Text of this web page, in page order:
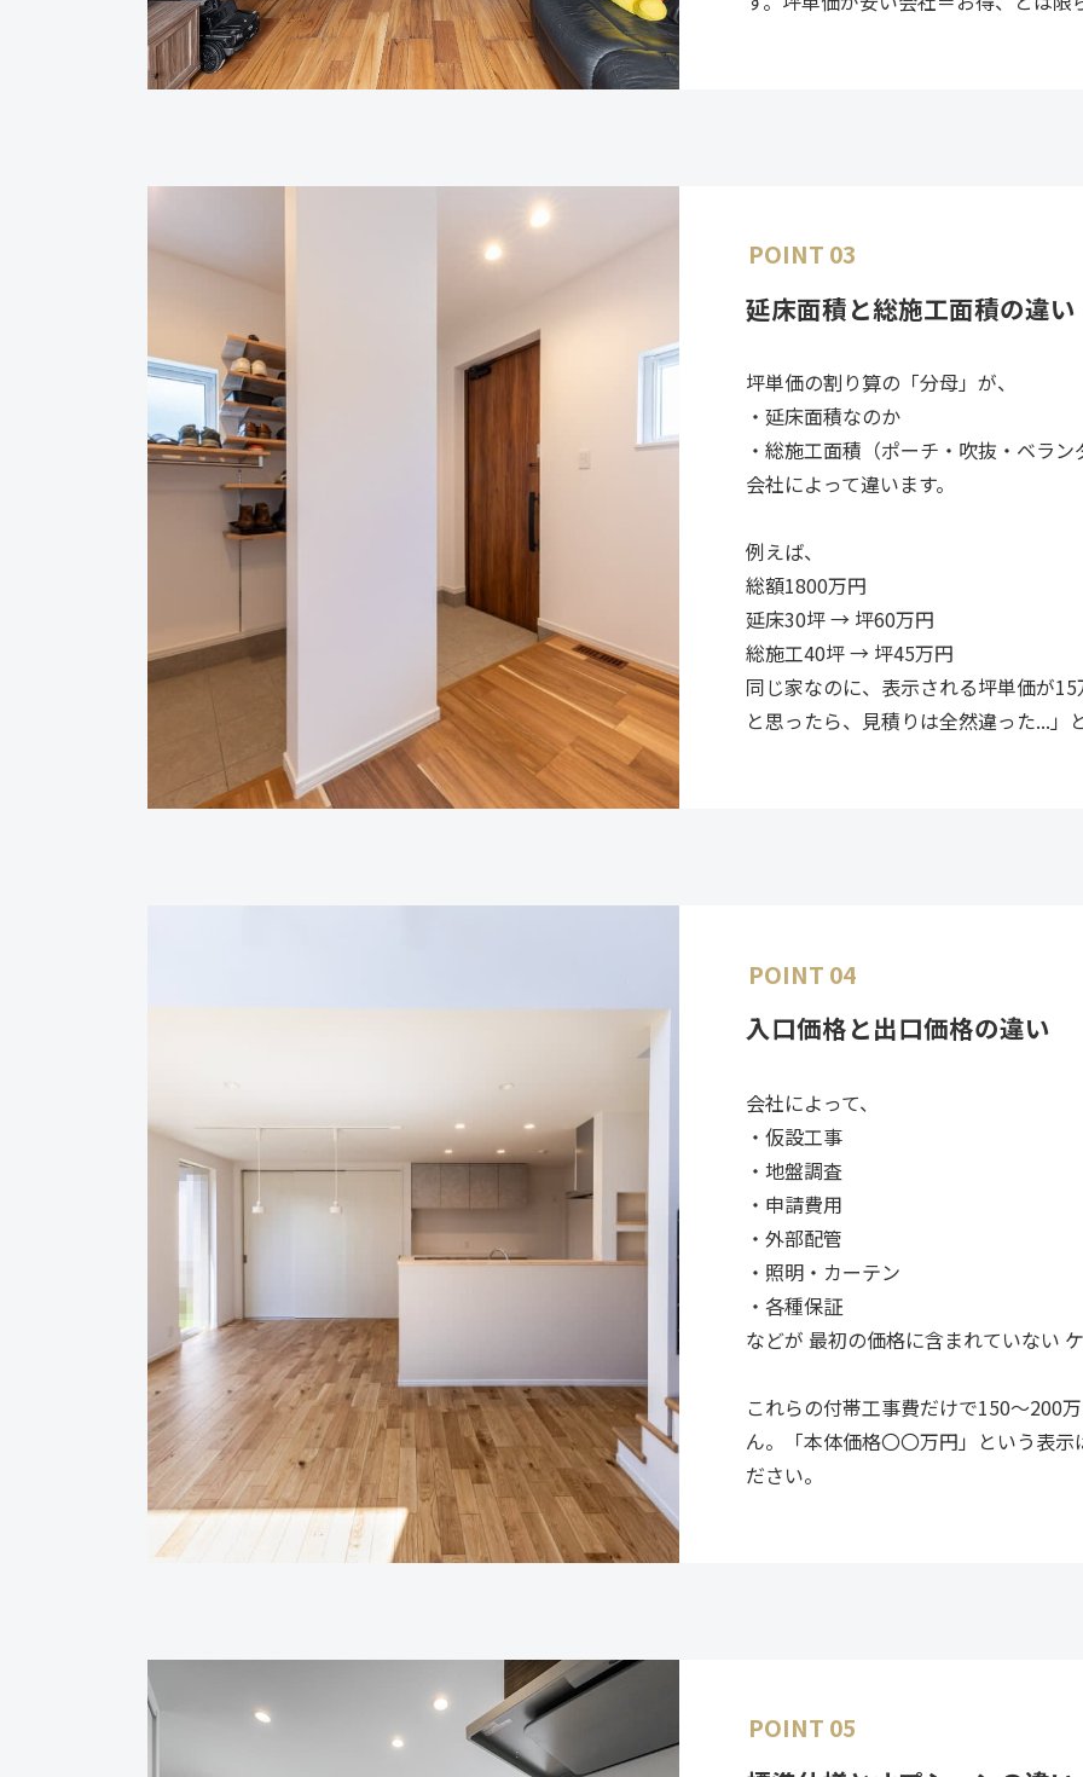
POINT 03
延床面積と総施工面積の違い
坪単価の割り算の「分母」が、
・延床面積なのか
・総施工面積（ポーチ・吹抜・ベラ
会社によって違います。
例えば、
総額1800万円
延床30坪 → 坪60万円
総施工40坪 → 坪45万円
同じ家なのに、表示される坪単価が
と思ったら、見積りは全然違った...」
POINT 04
入口価格と出口価格の違い
会社によって、
・仮設工事
・地盤調査
・申請費用
・外部配管
・照明・カーテン
・各種保証
などが 最初の価格に含まれていない
これらの付帯工事費だけで150〜200
ん。「本体価格〇〇万円」という表
ださい。
POINT 05